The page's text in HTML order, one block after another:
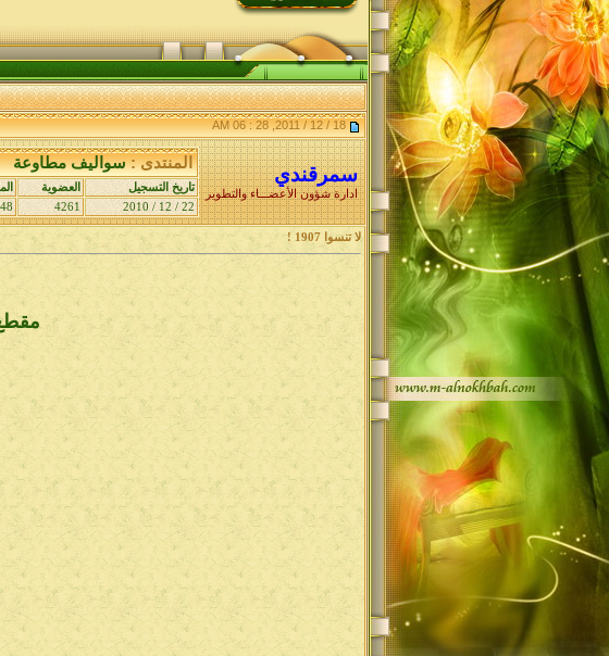
18 / 12 / 2011, 28 : 06 AM
سمرقندي
ادارة شؤون الأعضـــاء والتطوير
المنتدى : سواليف مطاوعة
تاريخ التسجيل العضوية
22 / 12 / 2010
4261
لا تنسوا 1907 !